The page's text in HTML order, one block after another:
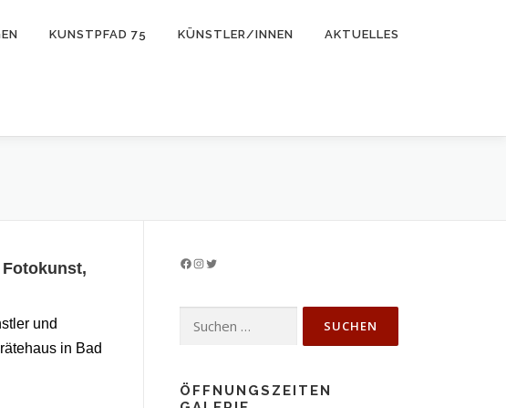
KUNSTPFAD 75 KÜNSTLER/INNEN AKTUELLES
und
in Bad
Facebook InstagramTwitter
nach:
ÖFFNUNGSZEITEN